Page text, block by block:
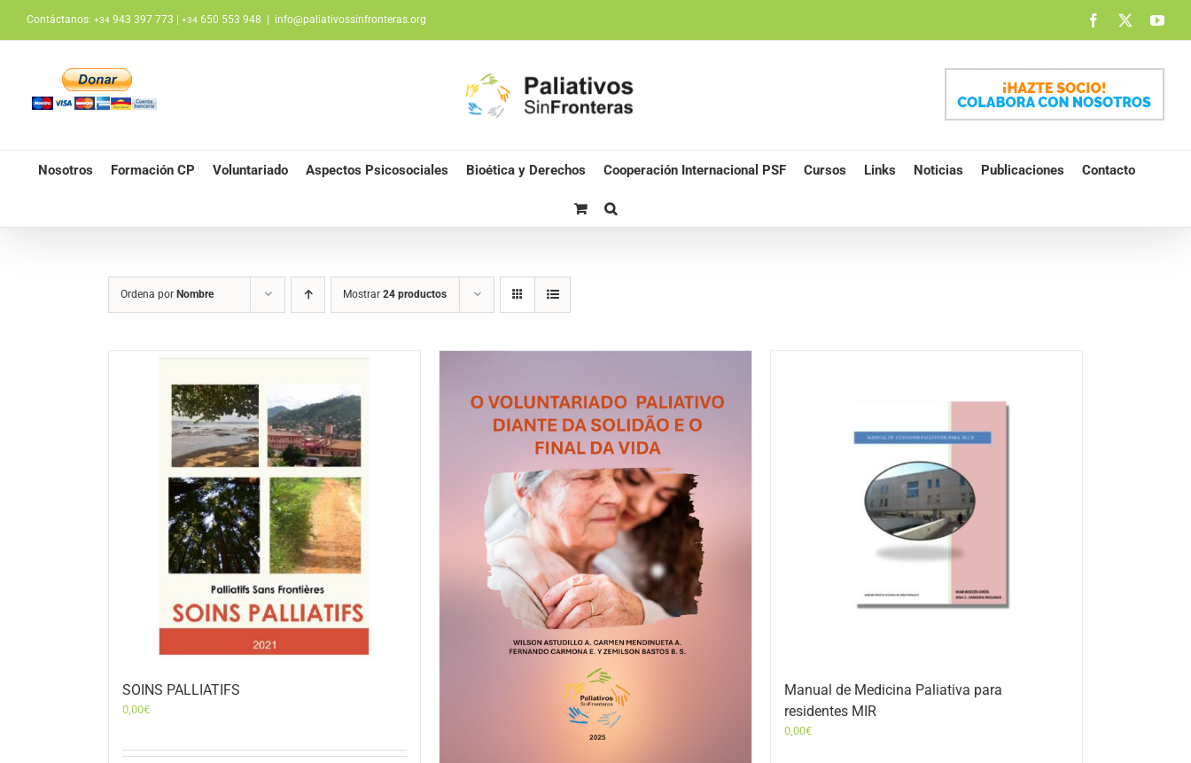
contenido
Contáctanos: +34 943 397 773 | +34 650 553 948 info@paliativossinfronteras.org Facebook
Nosotros Formación CP Voluntariado Aspectos Psicosociales Bioética y Derechos Cooperación Internacional PSF Cursos Links Noticias Publicaciones Contacto
Ordena por Nombre Mostrar 24 productos
SOINS PALLIATIFS
0,00€
Manual de Medicina Paliativa para
residentes MIR
0,00€